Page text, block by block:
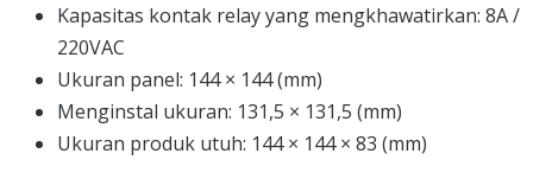
Kapasitas kontak relay yang mengkhawatirkan: 8A /
220VAC
Ukuran panel: 144 × 144 (mm)
Menginstal ukuran: 131,5 × 131,5 (mm)
Ukuran produk utuh: 144 × 144 × 83 (mm)